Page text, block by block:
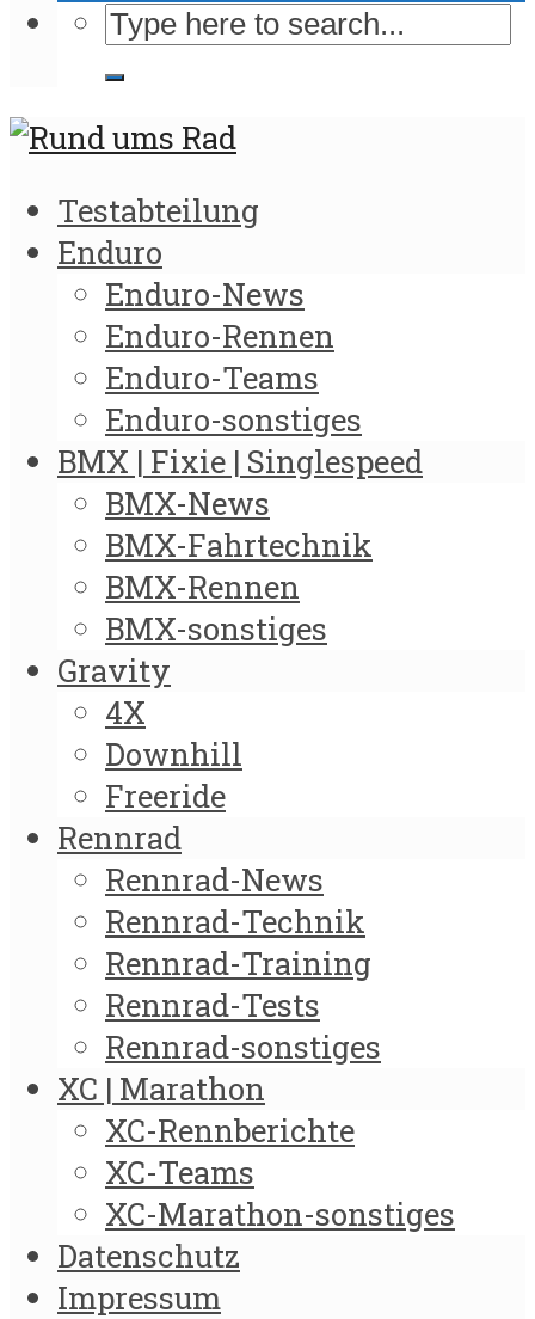
Testabteilung
Enduro
Enduro-News
Enduro-Rennen
Enduro-Teams
Enduro-sonstiges
BMX | Fixie | Singlespeed
BMX-News
BMX-Fahrtechnik
BMX-Rennen
BMX-sonstiges
Gravity
4X
Downhill
Freeride
Rennrad
Rennrad-News
Rennrad-Technik
Rennrad-Training
Rennrad-Tests
Rennrad-sonstiges
XC | Marathon
XC-Rennberichte
XC-Teams
XC-Marathon-sonstiges
Datenschutz
Impressum